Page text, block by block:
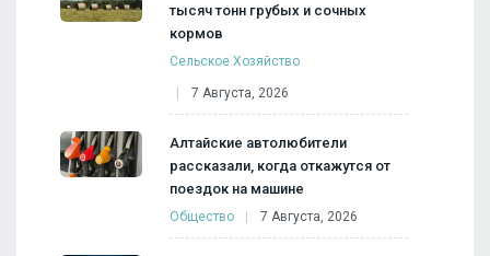
тысяч тонн грубых и сочных
кормов
Сельское Хозяйство
7 Августа, 2026
Алтайские автолюбители
рассказали, когда откажутся от
поездок на машине
Общество 7 Августа, 2026